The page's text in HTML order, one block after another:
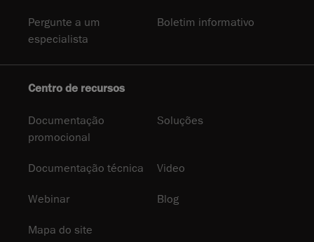
Pergunte a um
especialista
Boletim informativo
Centro de recursos
Documentação
promocional
Soluções
Documentação técnica Video
Webinar Blog
Mapa do site